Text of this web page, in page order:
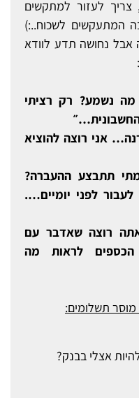
לעזור למתקשים
המתעקשים לשכוח..:)
אבל נחושה תדע לוודא
מה נשמע? רק רציתי
אני רוצה להוציא
מתי תתבצע ההעברה?
לפני יומיים….
אתה רוצה שאדבר עם
הכספים לראות מה
מוסר תשלומים:
אצלי בבנק?